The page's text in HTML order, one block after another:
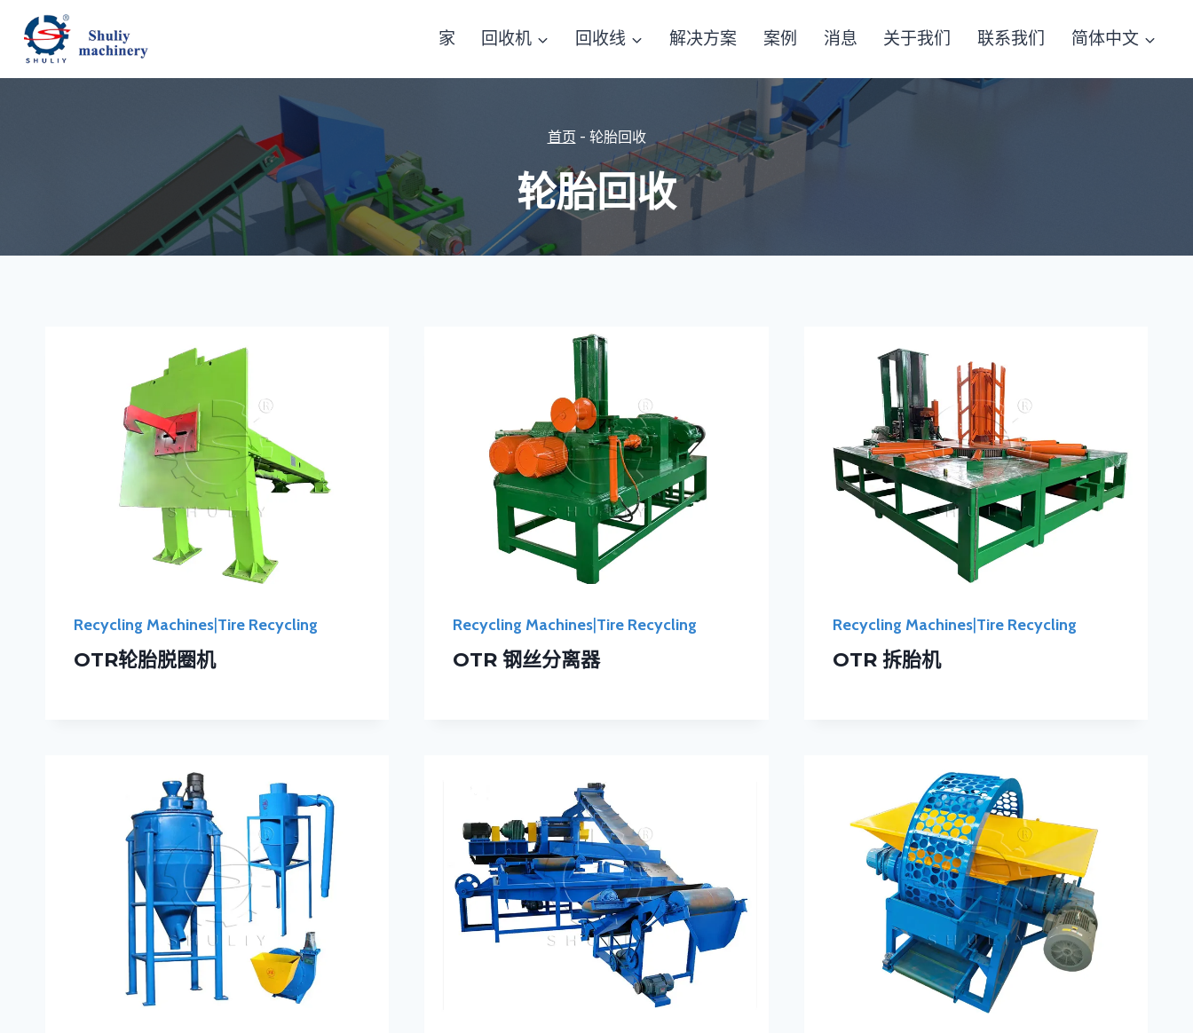
家 回收机 回收线 解决方案 案例 消息 关于我们 联系我们 简体中文
首页 - 轮胎回收
轮胎回收
Recycling Machines Tire Recycling
OTR轮胎脱圈机
Recycling Machines Tire Recycling
OTR 钢丝分离器
Recycling Machines| Tire Recycling
OTR 拆胎机